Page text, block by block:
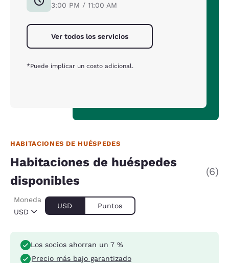
3:00 PM / 11:00 AM
Ver todos los servicios
*Puede implicar un costo adicional.
HABITACIONES DE HUÉSPEDES
Habitaciones de huéspedes
disponibles
(6)
USD
Moneda
USD Puntos
Los socios ahorran un 7 %
Precio más bajo garantizado